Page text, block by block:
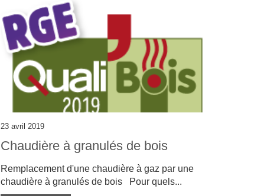
23 avril 2019
Chaudière à granulés de bois
Remplacement d'une chaudière à gaz par une
chaudière à granulés de bois Pour quels...